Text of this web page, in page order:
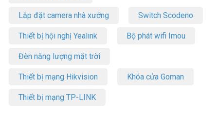
Lắp đặt camera nhà xưởng Switch Scodeno
Thiết bị hội nghị Yealink Bộ phát wifi Imou
Đèn năng lượng mặt trời
Thiết bị mạng Hikvision Khóa cửa Goman
Thiết bị mạng TP-LINK